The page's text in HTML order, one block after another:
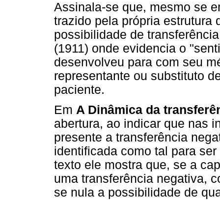
Assinala-se que, mesmo se
trazido pela própria estrutura
possibilidade de
(1911) onde evidencia o
desenvolveu para com seu
representante ou substituto
paciente.
Em A Dinâmica da
abertura, ao indicar que nas
presente a transferência
identificada como tal para
texto ele mostra que, se a
uma transferência negativa,
se nula a possibilidade de